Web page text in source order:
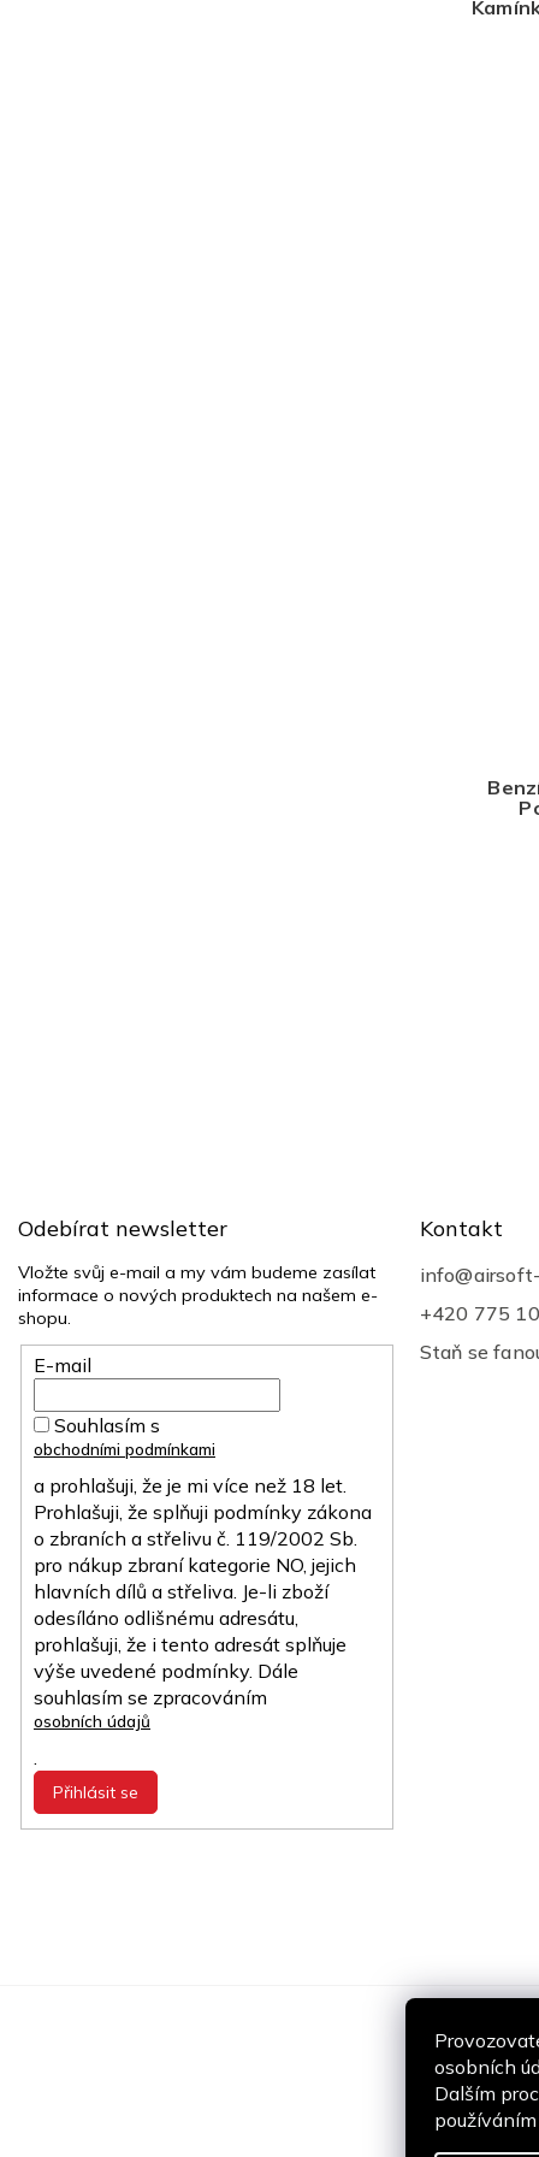
osobních
Dalším
Odebírat newsletter
Vložte svůj e-mail a my vám budeme zasílat
informace o nových produktech na našem e-
shopu.
E-mail
Souhlasím s
obchodními podmínkami
a prohlašuji, že je mi více než 18 let.
Prohlašuji, že splňuji podmínky zákona
o zbraních a střelivu č. 119/2002 Sb.
pro nákup zbraní kategorie NO, jejich
hlavních dílů a střeliva. Je-li zboží
odesíláno odlišnému adresátu,
prohlašuji, že i tento adresát splňuje
výše uvedené podmínky. Dále
souhlasím se zpracováním
osobních údajů
.
Přihlásit se
Kontakt
info@
+420 775
Staň se